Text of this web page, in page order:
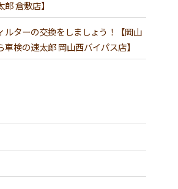
倉敷店】
ルターの交換をしましょう！【岡山
検の速太郎 岡山西バイパス店】